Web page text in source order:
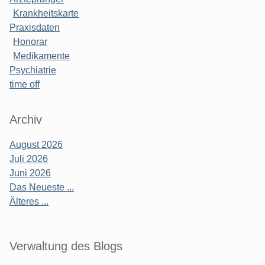
Krankheitskarte
Praxisdaten
Honorar
Medikamente
Psychiatrie
time off
Archiv
August 2026
Juli 2026
Juni 2026
Das Neueste ...
Älteres ...
Verwaltung des Blogs